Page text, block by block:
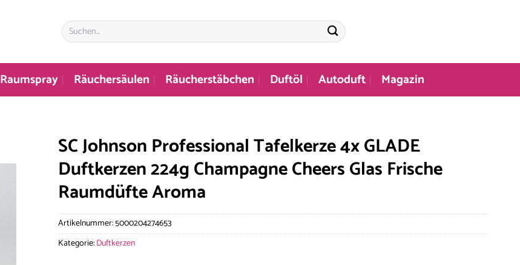
Suchen
nach:
Raumspray Räuchersäulen Räucherstäbchen Duftöl Autoduft Magazin
SC Johnson Professional Tafelkerze 4x GLADE
Duftkerzen 224g Champagne Cheers Glas Frische
Raumdüfte Aroma
Artikelnummer:5000204274653
Kategorie:Duftkerzen